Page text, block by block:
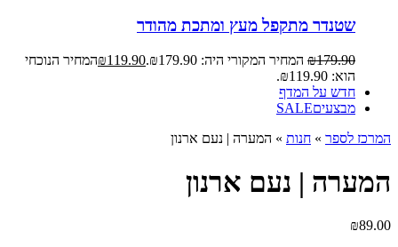
שטנדר מתקפל מעץ ומתכת מהודר
₪179.90 המחיר המקורי היה: ₪179.90. ₪119.90
המחיר הנוכחי
הוא: ₪119.90.
חדש על המדף
מבצעיםSALE
המרכז לספר » חנות » המערה | נעם ארנון
המערה | נעם ארנון
₪89.00